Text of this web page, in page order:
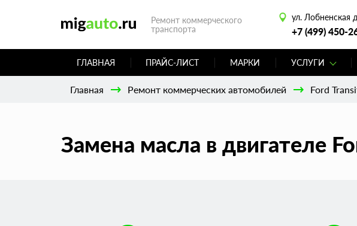
Ремонт коммерческого
транспорта
ул. Лобненская
+7 (499) 450-
ГЛАВНАЯ ПРАЙС-ЛИСТ МАРКИ УСЛУГИ
Главная Ремонт коммерческих автомобилей Ford
Замена масла в двигателе